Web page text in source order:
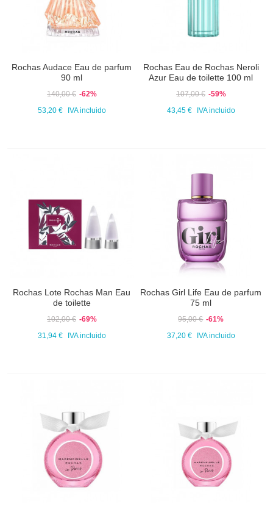
Rochas Audace Eau de parfum
90 ml
140,00 € -62%
53,20 €
IVA incluido
Rochas Eau de Rochas Neroli
Azur Eau de toilette 100 ml
107,00 € -59%
43,45 €
IVA incluido
Rochas Lote Rochas Man Eau
de toilette
102,00 € -69%
31,94 €
IVA incluido
Rochas Girl Life Eau de parfum
75 ml
95,00 € -61%
37,20 €
IVA incluido